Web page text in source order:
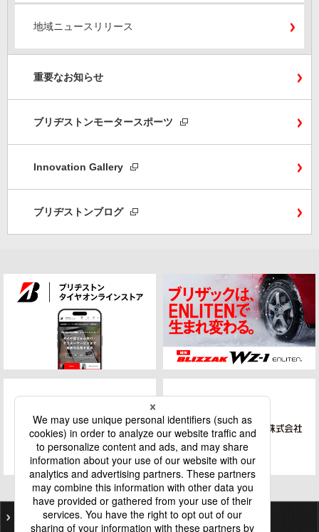
地域ニュースリリース
重要なお知らせ
ブリヂストンモータースポーツ
Innovation Gallery
ブリヂストンブログ
ご利用にあたって 個人情報保護基本方針